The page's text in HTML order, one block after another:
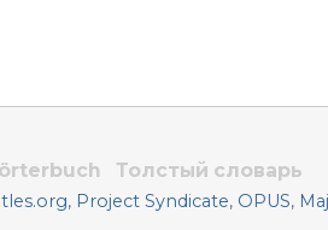
Толстый словарь
, Project Syndicate, OPUS,